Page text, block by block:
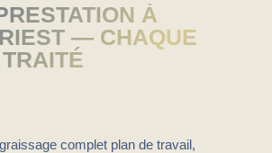
À
— CHAQUE
complet plan de travail,